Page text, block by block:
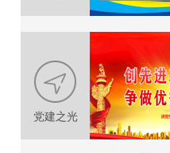
党建之光